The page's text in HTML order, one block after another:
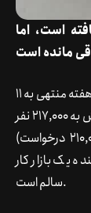
است، اما
براساس گزارش وزارت کار، تعداد آمریکایی‌هایی که در هفته منتهی به 11
ژانویه درخواست مزایای بیکاری کردند، با 14,000 افزایش به 217,000 نفر
رسید. این رقم بیشتر از پیش‌بینی اقتصاددانان (210,000 درخواست)
یک بازار کار
سالم است.